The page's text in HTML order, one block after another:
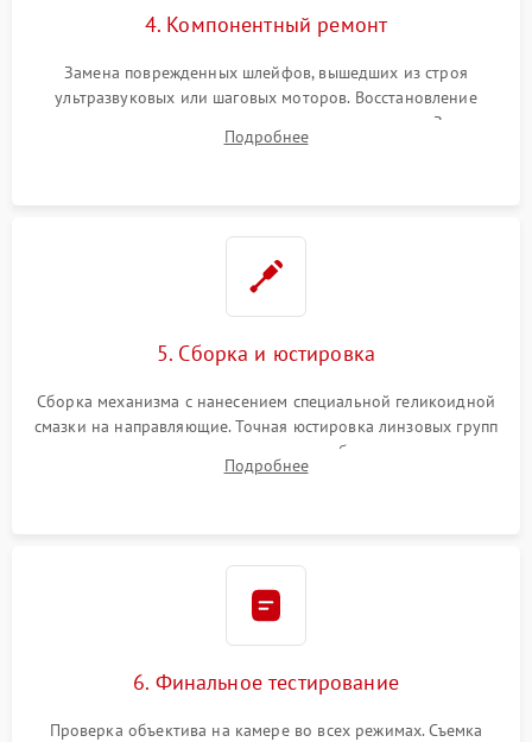
4. Компонентный ремонт
Замена поврежденных шлейфов, вышедших из строя
ультразвуковых или шаговых моторов. Восстановление
геометрии направляющих при заклинивании зума. Замена
неисправного блока диафрагмы, датчиков положения или
Подробнее
5. Сборка и юстировка
Сборка механизма с нанесением специальной геликоидной
смазки на направляющие. Точная юстировка линзовых групп
программным или механическим способом для устранения
бэк
Подробнее
6. Финальное тестирование
Проверка объектива на камере во всех режимах. Съемка